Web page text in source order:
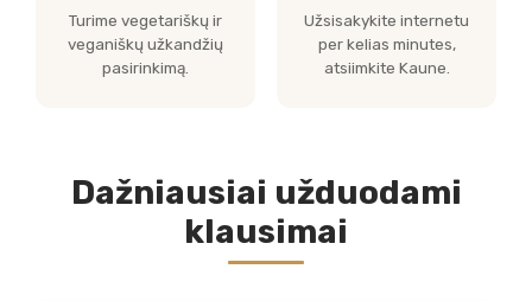
Turime vegetariškų ir
veganiškų užkandžių
pasirinkimą.
Užsisakykite internetu
per kelias minutes,
atsiimkite Kaune.
Dažniausiai užduodami
klausimai